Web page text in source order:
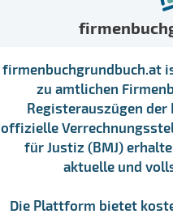
firmenbuchgrundbuch.at
zu amtlichen
Registerauszügen der
offizielle
für Justiz (BMJ)
aktuelle und
Die Plattform bietet